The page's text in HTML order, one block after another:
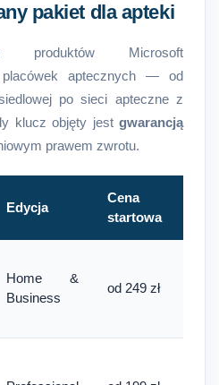
pakiet dla apteki
produktów Microsoft
placówek aptecznych — od
po sieci apteczne z
klucz objęty jest gwarancją
prawem zwrotu.
Edycja
Cena
startowa
Home &
Business
od 249 zł